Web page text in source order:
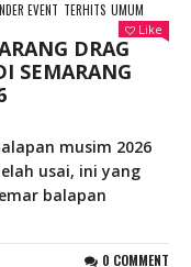
EVENT TERHITS UMUM
Like
DRAG
SEMARANG
musim 2026
usai, ini yang
balapan
0 COMMENT